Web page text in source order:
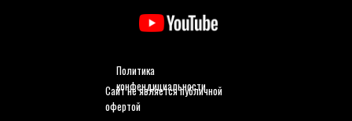
Политика
конфендициальности
Сайт не является публичной
офертой